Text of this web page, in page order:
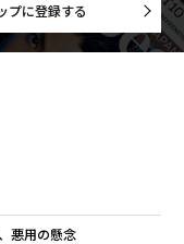
プに登録する
悪用の懸念